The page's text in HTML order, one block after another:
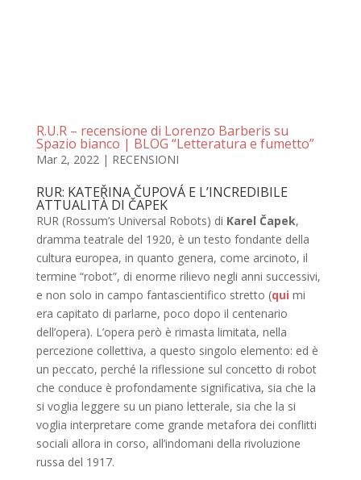
R.U.R – recensione di Lorenzo Barberis su
Spazio bianco | BLOG “Letteratura e fumetto”
Mar 2, 2022| RECENSIONI
RUR: KATEŘINA ČUPOVÁ E L’INCREDIBILE
ATTUALITÀ DI ČAPEK
RUR (Rossum’s Universal Robots) di Karel Čapek,
dramma teatrale del 1920, è un testo fondante della
cultura europea, in quanto genera, come arcinoto, il
termine “robot”, di enorme rilievo negli anni successivi,
e non solo in campo fantascientifico stretto (qui mi
era capitato di parlarne, poco dopo il centenario
dell’opera). L’opera però è rimasta limitata, nella
percezione collettiva, a questo singolo elemento: ed è
un peccato, perché la riflessione sul concetto di robot
che conduce è profondamente significativa, sia che la
si voglia leggere su un piano letterale, sia che la si
voglia interpretare come grande metafora dei conflitti
sociali allora in corso, all’indomani della rivoluzione
russa del 1917.